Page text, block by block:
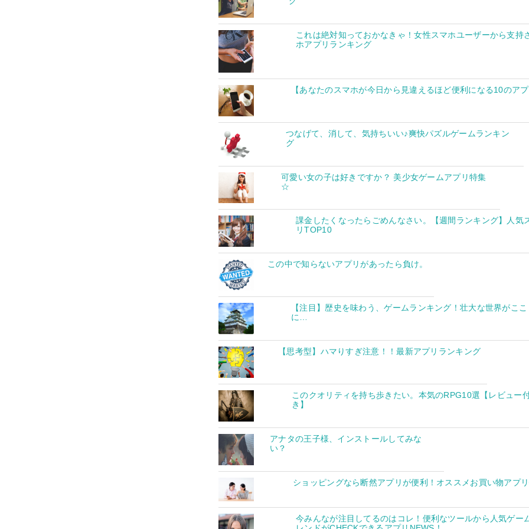
これは絶対知っておかなきゃ！女性スマホユーザーから支持
ホアプリランキング
【あなたのスマホが今日から見違えるほど便利になる10のアプ
つなげて、消して、気持ちいい♪爽快パズルゲームランキン
グ
可愛い女の子は好きですか？ 美少女ゲームアプリ特集
☆
課金したくなったらごめんなさい。【週間ランキング】人気
リTOP10
この中で知らないアプリがあったら負け。
【注目】歴史を味わう、ゲームランキング！壮大な世界がここ
に…
【思考型】ハマりすぎ注意！！最新アプリランキング
このクオリティを持ち歩きたい。本気のRPG10選【レビュー
き】
アナタの王子様、インストールしてみな
い？
ショッピングなら断然アプリが便利！オススメお買い物アプ
今みんなが注目してるのはコレ！便利なツールから人気ゲー